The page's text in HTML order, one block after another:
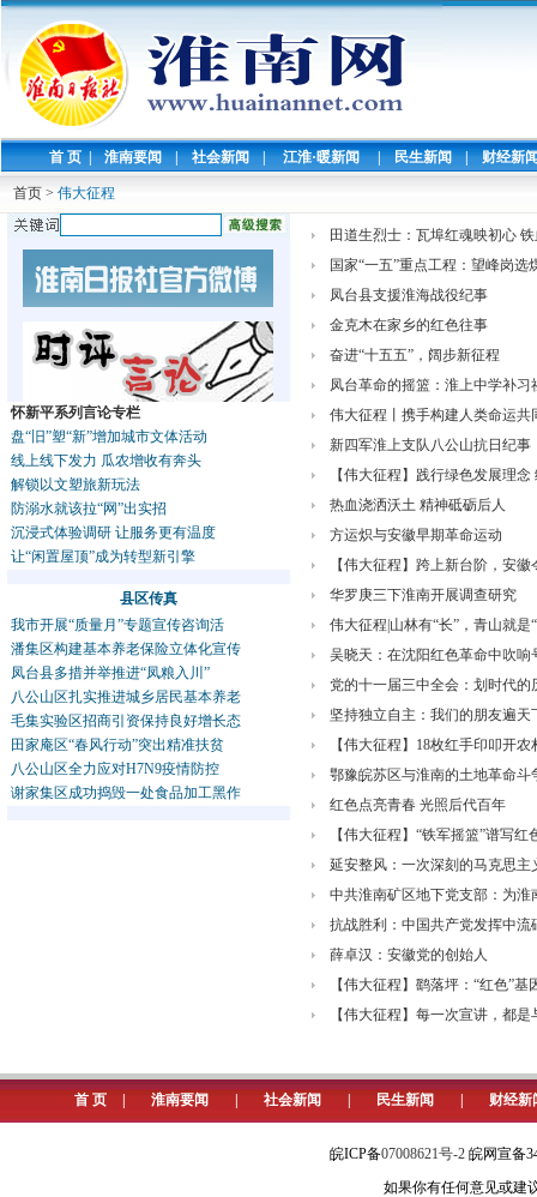
首 页 | 淮南要闻 | 社会新闻 | 江淮·暖新闻 | 民生新闻 | 财经新
首页 > 伟大征程
怀新平系列言论专栏
盘“旧”塑“新”增加城市文体活动
线上线下发力 瓜农增收有奔头
解锁以文塑旅新玩法
防溺水就该拉“网”出实招
沉浸式体验调研 让服务更有温度
让“闲置屋顶”成为转型新引擎
县区传真
我市开展“质量月”专题宣传咨询活
潘集区构建基本养老保险立体化宣传
凤台县多措并举推进“凤粮入川”
八公山区扎实推进城乡居民基本养老
毛集实验区招商引资保持良好增长态
田家庵区“春风行动”突出精准扶贫
八公山区全力应对H7N9疫情防控
谢家集区成功捣毁一处食品加工黑作
田道生烈士：瓦埠红魂映初心
国家“一五”重点工程：望峰岗选
凤台县支援淮海战役纪事
金克木在家乡的红色往事
奋进“十五五”，阔步新征程
凤台革命的摇篮：淮上中学补习
伟大征程丨携手构建人类命运共
新四军淮上支队八公山抗日纪事
【伟大征程】践行绿色发展理
热血浇洒沃土 精神砥砺后人
方运炽与安徽早期革命运动
【伟大征程】跨上新台阶，安徽
华罗庚三下淮南开展调查研究
伟大征程|山林有“长”，青山就是
吴晓天：在沈阳红色革命中吹响
党的十一届三中全会：划时代的
坚持独立自主：我们的朋友遍天
【伟大征程】18枚红手印叩开
鄂豫皖苏区与淮南的土地革命斗
红色点亮青春 光照后代百年
【伟大征程】“铁军摇篮”谱写红
延安整风：一次深刻的马克思主
中共淮南矿区地下党支部：为
抗战胜利：中国共产党发挥中流
薛卓汉：安徽党的创始人
【伟大征程】鹞落坪：“红色”基
【伟大征程】每一次宣讲，都
首 页 淮南要闻 社会新闻 民生新闻 财经新
皖ICP备07008621号-2 皖网宣备
如果你有任何意见或建